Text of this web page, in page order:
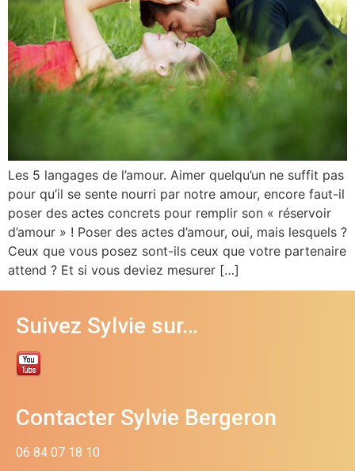
Les 5 langages de l’amour. Aimer quelqu’un ne suffit pas
pour qu’il se sente nourri par notre amour, encore faut-il
poser des actes concrets pour remplir son « réservoir
d’amour » ! Poser des actes d’amour, oui, mais lesquels ?
Ceux que vous posez sont-ils ceux que votre partenaire
attend ? Et si vous deviez mesurer […]
Suivez Sylvie sur…
Contacter Sylvie Bergeron
06 84 07 18 10